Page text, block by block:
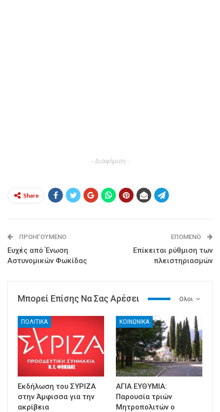
- Διαφήμιση -
Share
ΠΡΟΗΓΟΎΜΕΝΟ
Ευχές από Ένωση
Αστυνομικών Φωκίδας
ΕΠΌΜΕΝΟ
Επίκειται ρύθμιση των
πλειστηριασμών
Ολοι
Μπορεί Επίσης Να Σας Αρέσει
ΠΟΛΙΤΙΚΑ
Εκδήλωση του ΣΥΡΙΖΑ
στην Άμφισσα για την
ακρίβεια
ΚΟΙΝΩΝΙΚΑ
ΑΓΙΑ ΕΥΘΥΜΙΑ:
Παρουσία τριών
Μητροπολιτών ο